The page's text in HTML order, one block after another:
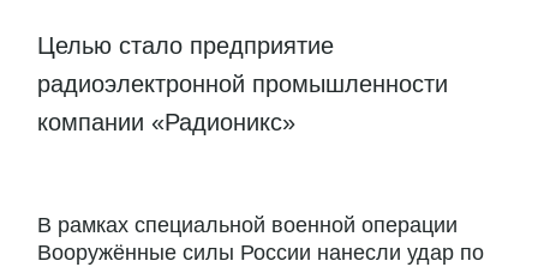
Целью стало предприятие
радиоэлектронной промышленности
компании «Радионикс»
В рамках специальной военной операции
Вооружённые силы России нанесли удар по